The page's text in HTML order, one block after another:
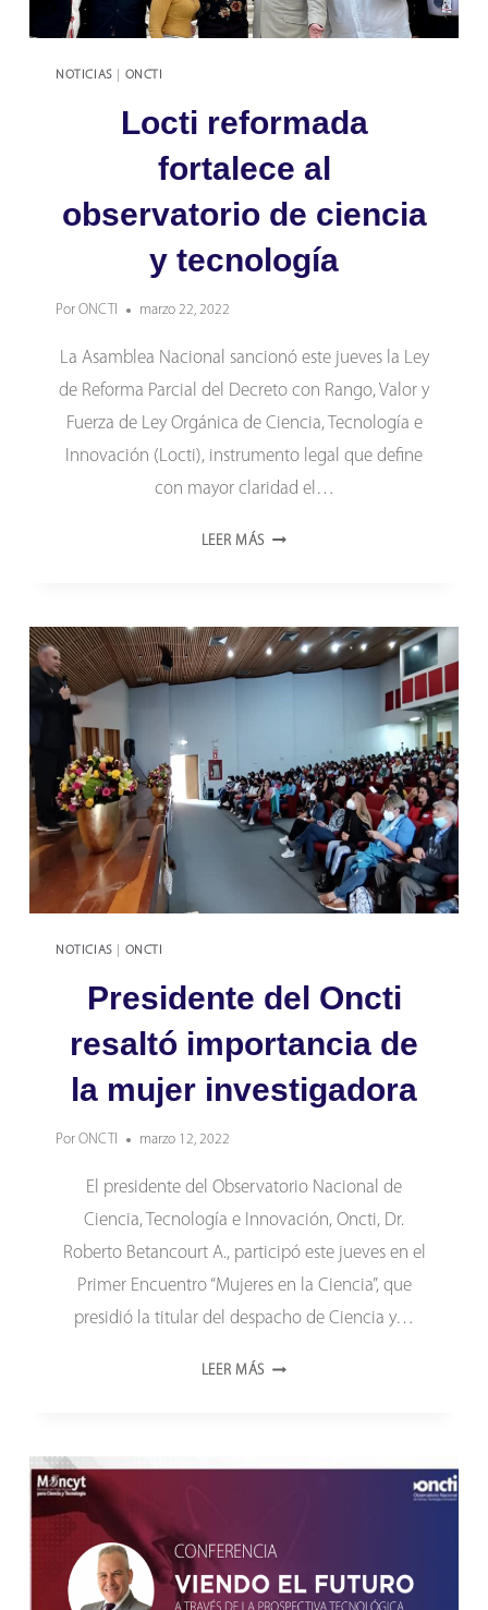
NOTICIAS ONCTI
Locti reformada
fortalece al
observatorio de ciencia
y tecnología
Por ONCTI marzo 22, 2022
La Asamblea Nacional sancionó este jueves la Ley
de Reforma Parcial del Decreto con Rango, Valor y
Fuerza de Ley Orgánica de Ciencia, Tecnología e
Innovación (Locti), instrumento legal que define
con mayor claridad el…
LEER MÁS LOCTI
OBSERVATORIO
DE
NOTICIAS ONCTI
Presidente del Oncti
resaltó importancia de
la mujer investigadora
Por ONCTI marzo 12, 2022
El presidente del Observatorio Nacional de
Ciencia, Tecnología e Innovación, Oncti, Dr.
Roberto Betancourt A., participó este jueves en el
Primer Encuentro “Mujeres en la Ciencia”, que
presidió la titular del despacho de Ciencia y…
LEER MÁS PRESIDENTE
IMPORTANCIA
MUJER
INVESTIGADORA